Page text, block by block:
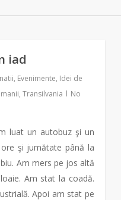
iad
, Evenimente, Idei de
, Transilvania
No
luat un autobuz şi un
şi jumătate până la
Am mers pe jos altă
Am stat la coadă.
Apoi am stat pe